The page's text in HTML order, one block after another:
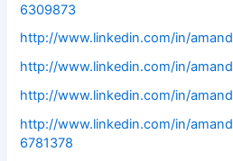
6309873
http://www.linkedin.com/in/
http://www.linkedin.com/in/
http://www.linkedin.com/in/
http://www.linkedin.com/in/
6781378